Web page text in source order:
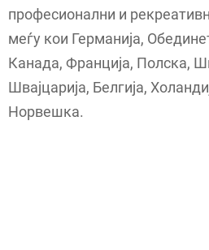
професионални и
меѓу кои Германија,
Канада, Франција, Полска,
Швајцарија, Белгија,
Норвешка.